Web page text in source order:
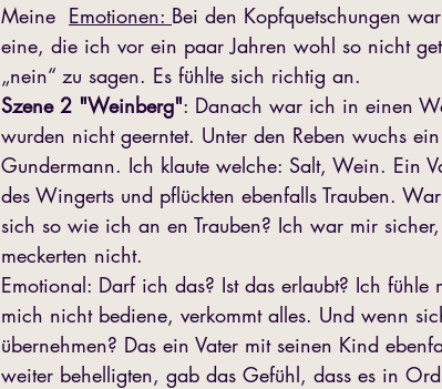
Meine Emotionen: Bei den Kopfquetschungen
eine, die ich vor ein paar Jahren wohl so nicht
„nein“ zu sagen. Es fühlte sich richtig an.
Szene 2 "Weinberg": Danach war ich in einen
wurden nicht geerntet. Unter den Reben wuchs
Gundermann. Ich klaute welche: Salt, Wein. Ein
des Wingerts und pflückten ebenfalls Trauben.
sich so wie ich an en Trauben? Ich war mir
meckerten nicht.
Emotional: Darf ich das? Ist das erlaubt? Ich
mich nicht bediene, verkommt alles. Und wenn
übernehmen? Das ein Vater mit seinen Kind
weiter behelligten, gab das Gefühl, dass es in